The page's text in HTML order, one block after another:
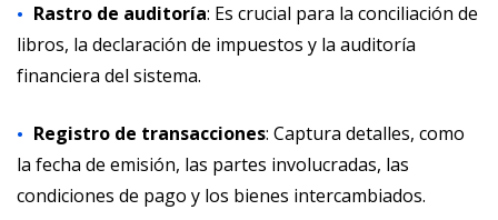
Rastro de auditoría: Es crucial para la conciliación de
libros, la declaración de impuestos y la auditoría
financiera del sistema.
Registro de transacciones: Captura detalles, como
la fecha de emisión, las partes involucradas, las
condiciones de pago y los bienes intercambiados.